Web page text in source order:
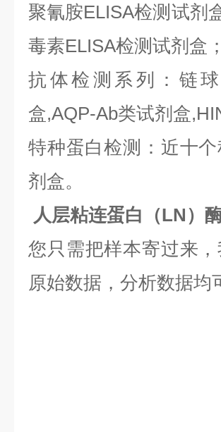
聚氰胺ELISA检测试剂
毒素ELISA检测试剂盒；
抗体检测系列：链
盒,AQP-Ab类试剂盒
特种蛋白检测：近十
剂盒。
人层粘连蛋白（LN）
您只需把样本寄过来
原始数据，分析数据均